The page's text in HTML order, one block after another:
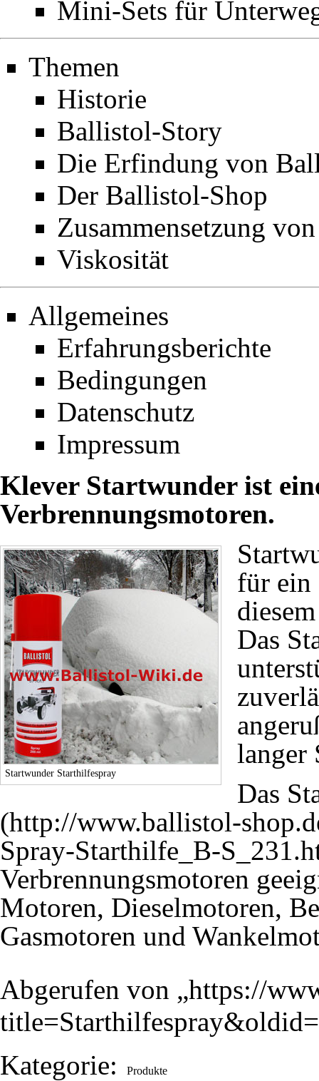
Mini-Sets für
Themen
Historie
Ballistol-Story
Die Erfindung von
Der Ballistol-Shop
Zusammensetzung
Viskosität
Allgemeines
Erfahrungsberichte
Bedingungen
Datenschutz
Impressum
Klever Startwunder ist
Verbrennungsmotoren.
Startwunder Starthilfespray
für ein
Das
langer
Das
Verbrennungsmotoren
Motoren, Dieselmotoren,
Gasmotoren und
Abgerufen von „https://
Kategorie: Produkte